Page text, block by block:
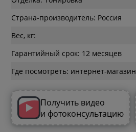
Страна-производитель: Россия
Вес, кг:
Гарантийный срок: 12 месяцев
Где посмотреть: интернет-магазин
Получить видео
и фотоконсультацию